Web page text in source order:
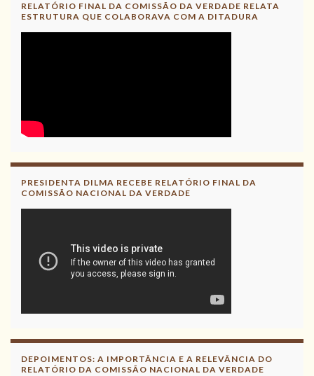
RELATÓRIO FINAL DA COMISSÃO DA VERDADE RELATA
ESTRUTURA QUE COLABORAVA COM A DITADURA
PRESIDENTA DILMA RECEBE RELATÓRIO FINAL DA
COMISSÃO NACIONAL DA VERDADE
DEPOIMENTOS: A IMPORTÂNCIA E A RELEVÂNCIA DO
RELATÓRIO DA COMISSÃO NACIONAL DA VERDADE